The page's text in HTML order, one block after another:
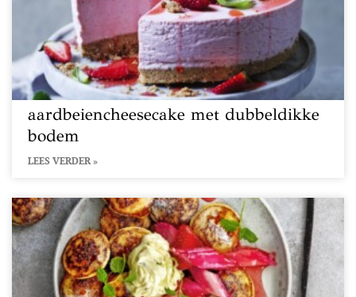
aardbeiencheesecake met dubbeldikke
bodem
LEES VERDER »